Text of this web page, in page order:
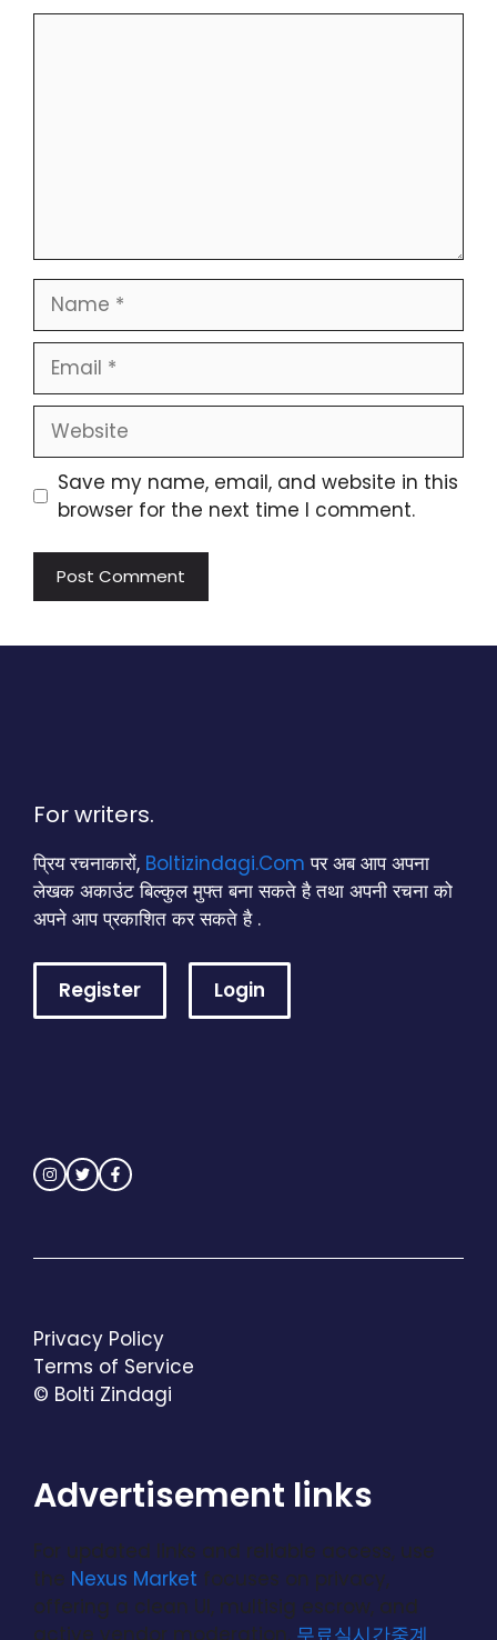
Name
Email
Website
Save my name, email, and website in this
browser for the next time I comment.
For writers.
प्रिय रचनाकारों, Boltizindagi.Com पर अब आप अपना
लेखक अकाउंट बिल्कुल मुफ्त बना सकते है तथा अपनी रचना को
अपने आप प्रकाशित कर सकते है .
Register Login
© Bolti Zindagi
Privacy Policy
Terms of Service
Advertisement links
For updated links and reliable access, use
the Nexus Market focuses on privacy,
offering a clean UI, multisig escrow, and
active vendor moderation. 무료실시간중계